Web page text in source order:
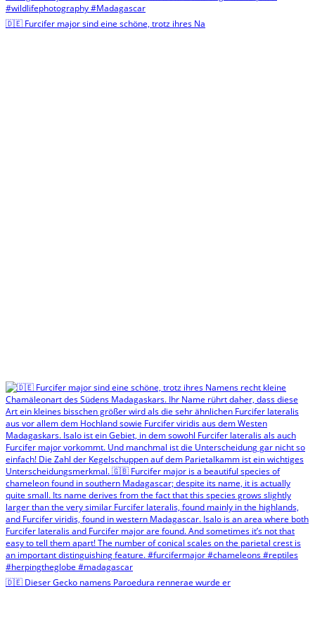
🇩🇪 Furcifer major sind eine schöne, trotz ihres Na
🇩🇪 Dieser Gecko namens Paroedura rennerae wurde er